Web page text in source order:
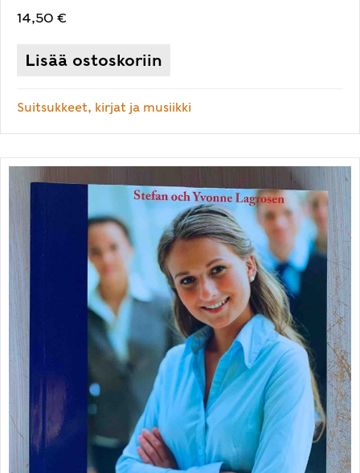
14,50 €
Lisää ostoskoriin
Suitsukkeet, kirjat ja musiikki